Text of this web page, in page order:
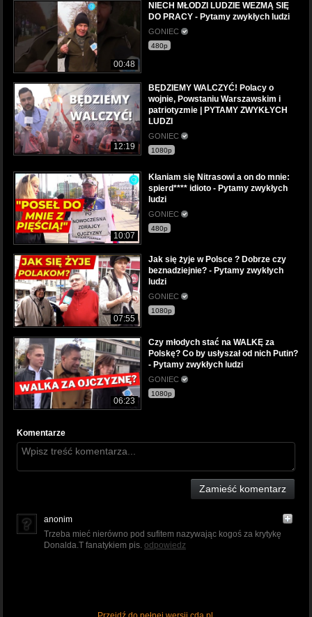
00:48
NIECH MŁODZI LUDZIE WEZMĄ SIĘ
DO PRACY - Pytamy zwykłych ludzi
GONIEC
480p
12:19
BĘDZIEMY WALCZYĆ! Polacy o
wojnie, Powstaniu Warszawskim i
patriotyzmie | PYTAMY ZWYKŁYCH
LUDZI
GONIEC
1080p
10:07
Kłaniam się Nitrasowi a on do mnie:
spierd**** idioto - Pytamy zwykłych
ludzi
GONIEC
480p
07:55
Jak się żyje w Polsce ? Dobrze czy
beznadziejnie? - Pytamy zwykłych
ludzi
GONIEC
1080p
06:23
Czy młodych stać na WALKĘ za
Polskę? Co by usłyszał od nich Putin?
- Pytamy zwykłych ludzi
GONIEC
1080p
Komentarze
Zamieść komentarz
anonim
Trzeba mieć nierówno pod sufitem nazywając kogoś za krytykę
Donalda.T fanatykiem pis. odpowiedz